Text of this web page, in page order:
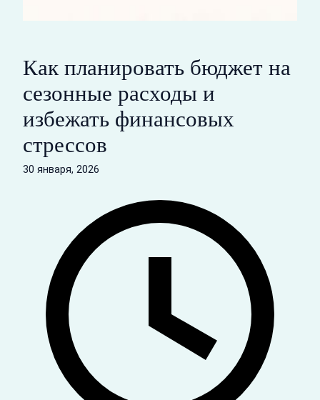
Как планировать бюджет на
сезонные расходы и
избежать финансовых
стрессов
30 января, 2026